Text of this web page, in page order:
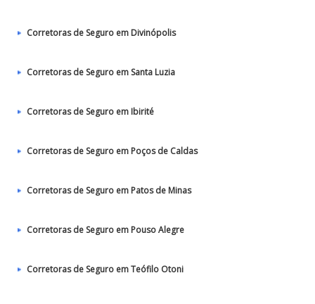
Corretoras de Seguro em Divinópolis
Corretoras de Seguro em Santa Luzia
Corretoras de Seguro em Ibirité
Corretoras de Seguro em Poços de Caldas
Corretoras de Seguro em Patos de Minas
Corretoras de Seguro em Pouso Alegre
Corretoras de Seguro em Teófilo Otoni